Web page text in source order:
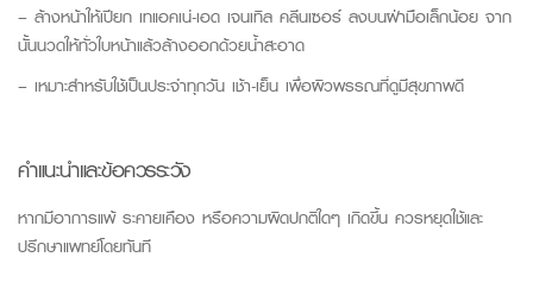
– ล้างหน้าให้เปียก เทแอคเน่-เอด เจนเทิล คลีนเซอร์ ลงบนฝ่ามือเล็กน้อย จาก
นั้นนวดให้ทั่วใบหน้าแล้วล้างออกด้วยน้ำสะอาด
– เหมาะสำหรับใช้เป็นประจำทุกวัน เช้า-เย็น เพื่อผิวพรรณที่ดูมีสุขภาพดี
คำแนะนำและข้อควรระวัง
หากมีอาการแพ้ ระคายเคือง หรือความผิดปกติใดๆ เกิดขึ้น ควรหยุดใช้และ
ปรึกษาแพทย์โดยทันที